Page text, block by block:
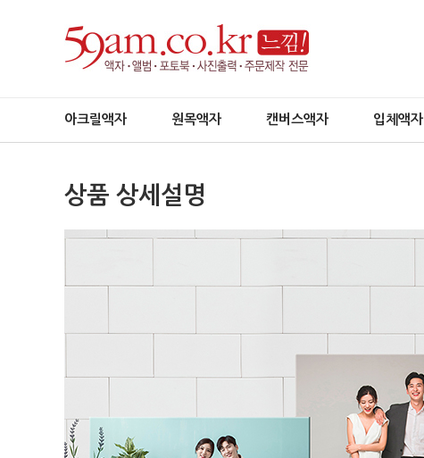
아크릴액자 원목액자 캔버스액자 입체액자
상품 상세설명